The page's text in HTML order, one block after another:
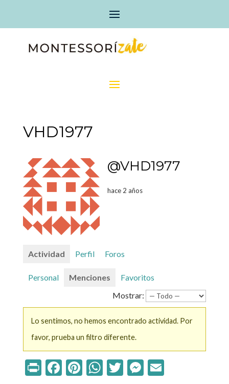
VHD1977
@VHD1977
hace 2 años
Actividad Perfil Foros
Personal Menciones
Favoritos
Mostrar:
Lo sentimos, no hemos encontrado actividad. Por
favor, prueba un filtro diferente.
PrintFacebook
Pinterest
WhatsApp
Twitter
Messenger
Email